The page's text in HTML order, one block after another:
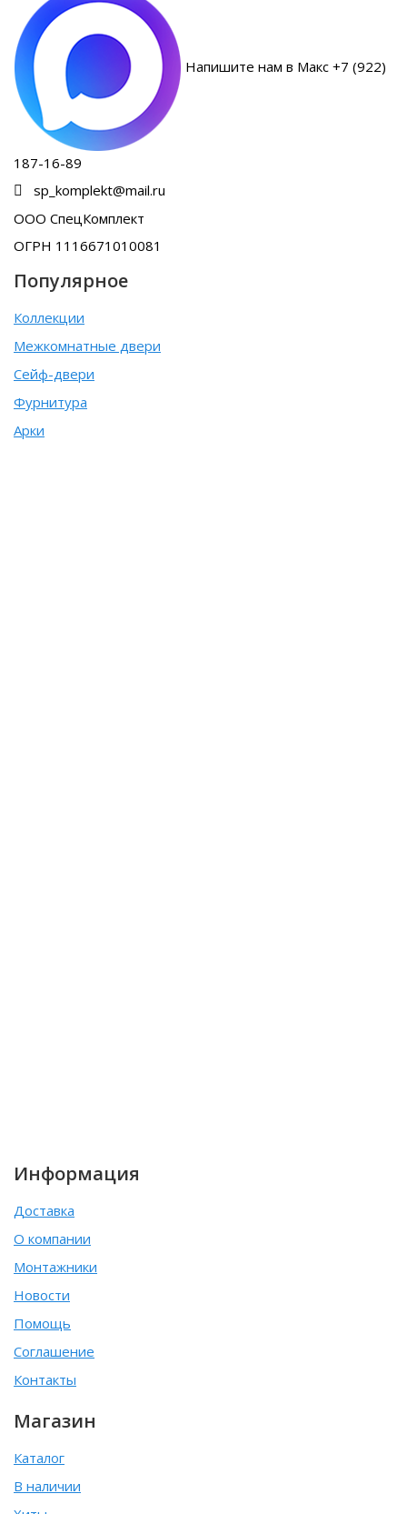
Напишите нам в Макс +7 (922)
187-16-89
sp_komplekt@mail.ru
ООО СпецКомплект
ОГРН 1116671010081
Популярное
Коллекции
Межкомнатные двери
Сейф-двери
Фурнитура
Арки
Информация
Доставка
О компании
Монтажники
Новости
Помощь
Соглашение
Контакты
Магазин
Каталог
В наличии